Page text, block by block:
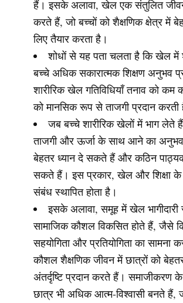
हैं। इसके अलावा, खेल एक संतुलित
करते हैं, जो बच्चों को शैक्षणिक क्षेत्र में
लिए तैयार करता है।
शोधों से यह पता चलता है कि खेल में
बच्चे अधिक सकारात्मक शिक्षण अनुभव
शारीरिक खेल गतिविधियाँ तनाव को कम
को मानसिक रूप से ताजगी प्रदान करती
जब बच्चे शारीरिक खेलों में भाग लेते
ताजगी और ऊर्जा के साथ आने का
बेहतर ध्यान दे सकते हैं और कठिन
सकते हैं। इस प्रकार, खेल और शिक्षा के
संबंध स्थापित होता है।
इसके अलावा, समूह में खेल भागीदारी
सामाजिक कौशल विकसित होते हैं, जैसे
सहयोगिता और प्रतियोगिता का सामना
कौशल शैक्षणिक जीवन में छात्रों को
अंतर्दृष्टि प्रदान करते हैं।
छात्र भी अधिक आत्म-विश्वासी बनते हैं,